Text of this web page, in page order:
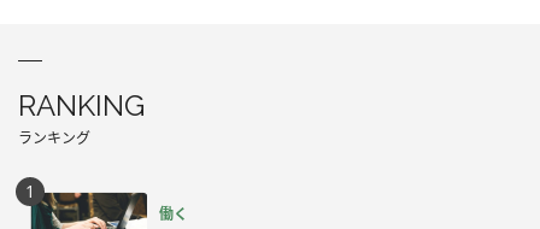
RANKING
ランキング
働く